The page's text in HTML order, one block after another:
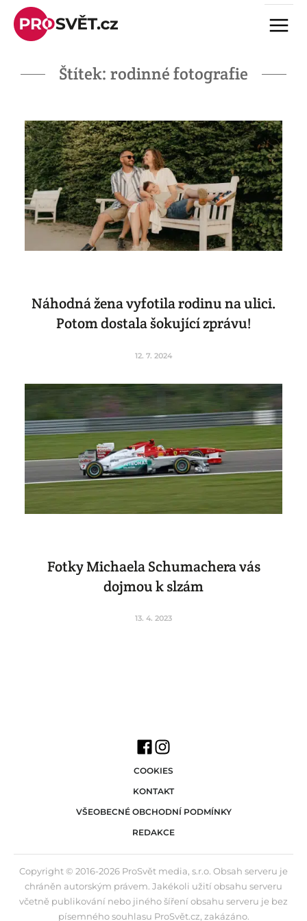
Skip
content
Menu
Štítek: rodinné fotografie
Náhodná žena vyfotila rodinu na ulici.
Potom dostala šokující zprávu!
12. 7. 2024
Fotky Michaela Schumachera vás
dojmou k slzám
13. 4. 2023
COOKIES
KONTAKT
VŠEOBECNÉ OBCHODNÍ PODMÍNKY
REDAKCE
Copyright © 2016-2026 ProSvět media, s.r.o. Obsah serveru je
chráněn autorským právem. Jakékoli užití obsahu serveru
včetně publikování nebo jiného šíření obsahu serveru je bez
písemného souhlasu ProSvět.cz, zakázáno.